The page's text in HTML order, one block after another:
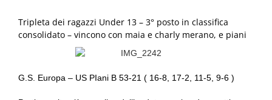
Tripleta dei ragazzi Under 13 – 3° posto in classifica
consolidato – vincono con maia e charly merano, e piani
G.S. Europa – US PIani B 53-21 ( 16-8, 17-2, 11-5, 9-6 )